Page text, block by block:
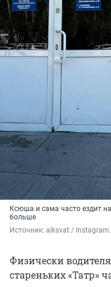
Ксюша и сама часто ездит
больше
Источник: alksvat /
Физически
стареньких «Татр»